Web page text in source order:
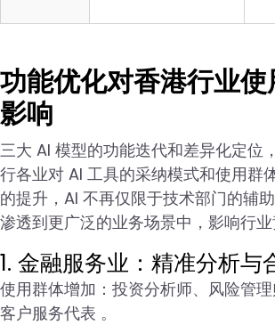
功能优化对香港行业
影响
三大 AI 模型的功能迭代和差异化定位
行各业对 AI 工具的采纳模式和使用群
的提升，AI 不再仅限于技术部门的辅
渗透到更广泛的业务场景中，影响行业
1. 金融服务业：精准分析与
使用群体增加：投资分析师、风险管理
客户服务代表 。